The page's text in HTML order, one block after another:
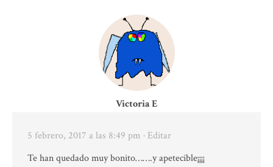
Victoria E
5 febrero, 2017 a las 8:49 pm · Editar
Te han quedado muy bonito…….y apetecible¡¡¡¡